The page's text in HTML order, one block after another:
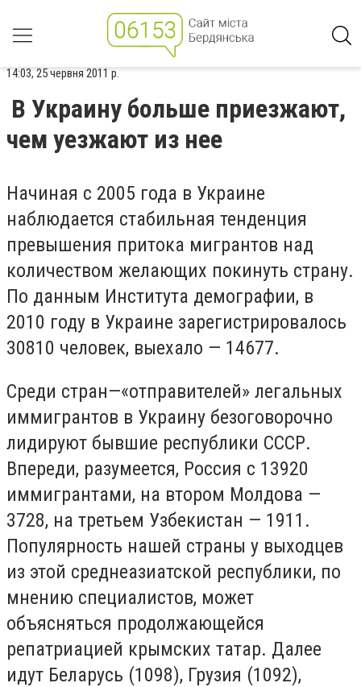
14:03, 25 червня 2011 р.
В Украину больше приезжают,
чем уезжают из нее
Начиная с 2005 года в Украине
наблюдается стабильная тенденция
превышения притока мигрантов над
количеством желающих покинуть страну.
По данным Института демографии, в
2010 году в Украине зарегистрировалось
30810 человек, выехало — 14677.
Среди стран—«отправителей» легальных
иммигрантов в Украину безоговорочно
лидируют бывшие республики СССР.
Впереди, разумеется, Россия с 13920
иммигрантами, на втором Молдова —
3728, на третьем Узбекистан — 1911.
Популярность нашей страны у выходцев
из этой среднеазиатской республики, по
мнению специалистов, может
объясняться продолжающейся
репатриацией крымских татар. Далее
идут Беларусь (1098), Грузия (1092),